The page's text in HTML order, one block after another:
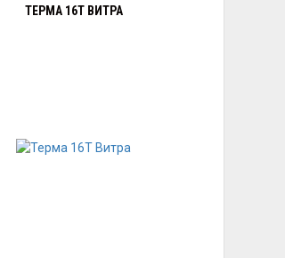
ТЕРМА 16Т ВИТРА